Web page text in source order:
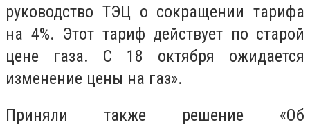
руководство ТЭЦ о сокращении тарифа
на 4%. Этот тариф действует по старой
цене газа. С 18 октября ожидается
изменение цены на газ».
Приняли также решение «Об